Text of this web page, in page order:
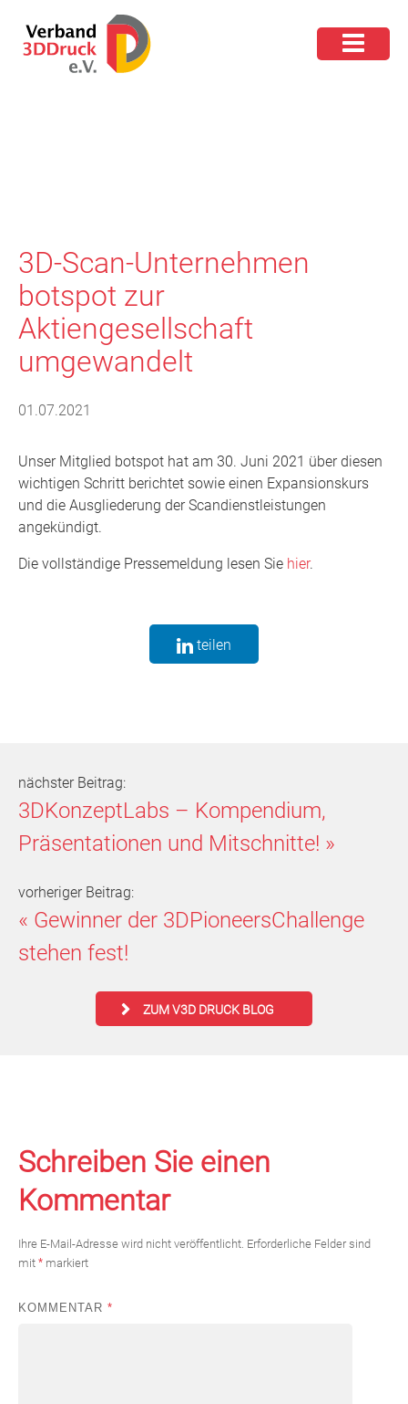
3D-Scan-Unternehmen
botspot zur
Aktiengesellschaft
umgewandelt
01.07.2021
Unser Mitglied botspot hat am 30. Juni 2021 über diesen
wichtigen Schritt berichtet sowie einen Expansionskurs
und die Ausgliederung der Scandienstleistungen
angekündigt.
Die vollständige Pressemeldung lesen Sie hier.
teilen
nächster Beitrag:
3DKonzeptLabs – Kompendium,
Präsentationen und Mitschnitte! »
vorheriger Beitrag:
« Gewinner der 3DPioneersChallenge
stehen fest!
ZUM V3D DRUCK BLOG
Schreiben Sie einen
Kommentar
Ihre E-Mail-Adresse wird nicht veröffentlicht. Erforderliche Felder sind
mit * markiert
KOMMENTAR *